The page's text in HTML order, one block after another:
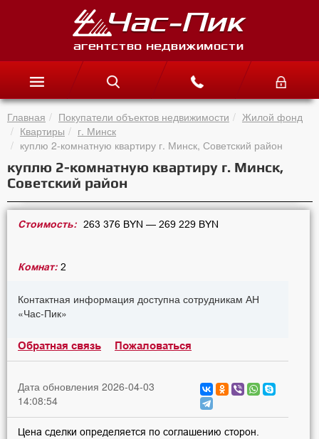
Главная Покупатели объектов недвижимости
Жилой фонд
Квартиры
г. Минск
куплю 2-комнатную квартиру г. Минск, Советский район
куплю 2-комнатную квартиру г. Минск,
Советский район
Стоимость: 263 376 BYN — 269 229 BYN
Комнат: 2
Контактная информация доступна сотрудникам АН
«Час-Пик»
Обратная связь Пожаловаться
Дата обновления 2026-04-03
14:08:54
Цена сделки определяется по соглашению сторон.